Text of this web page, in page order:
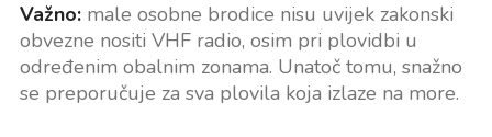
Važno:male osobne brodice nisu uvijek zakonski
obvezne nositi VHF radio, osim pri plovidbi u
određenim obalnim zonama. Unatoč tomu, snažno
se preporučuje za sva plovila koja izlaze na more.